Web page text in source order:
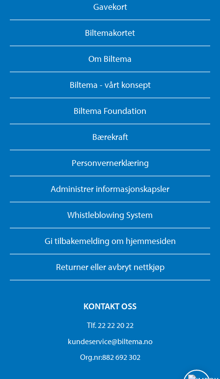
Gavekort
Biltemakortet
Om Biltema
Biltema - vårt konsept
Biltema Foundation
Bærekraft
Personvernerklæring
Administrer informasjonskapsler
Whistleblowing System
Gi tilbakemelding om hjemmesiden
Returner eller avbryt nettkjøp
KONTAKT OSS
Tlf. 22 22 20 22
kundeservice@biltema.no
Org.nr:882 692 302